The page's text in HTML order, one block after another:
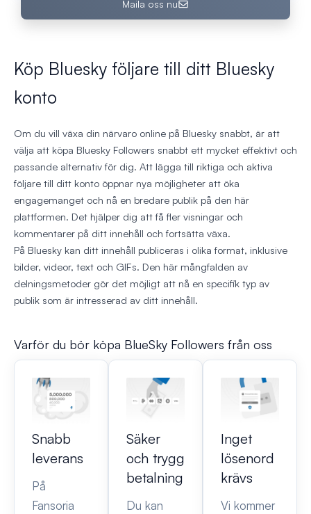
Maila oss nu
Köp Bluesky följare till ditt Bluesky
konto
Om du vill växa din närvaro online på Bluesky snabbt, är att
välja att köpa Bluesky Followers snabbt ett mycket effektivt och
passande alternativ för dig. Att lägga till riktiga och aktiva
följare till ditt konto öppnar nya möjligheter att öka
engagemanget och nå en bredare publik på den här
plattformen. Det hjälper dig att få fler visningar och
kommentarer på ditt innehåll och fortsätta växa.
På Bluesky kan ditt innehåll publiceras i olika format, inklusive
bilder, videor, text och GIFs. Den här mångfalden av
delningsmetoder gör det möjligt att nå en specifik typ av
publik som är intresserad av ditt innehåll.
Varför du bör köpa BlueSky Followers från oss
Snabb
leverans
På
Fansoria
Säker
och trygg
betalning
Du kan
Inget
lösenord
krävs
Vi kommer